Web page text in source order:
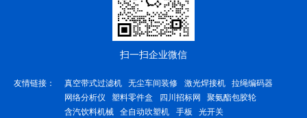
扫一扫企业微信
友情链接： 真空带式过滤机 无尘车间装修 激光焊接机 拉绳编码器
网络分析仪 塑料零件盒 四川招标网
聚氨酯包胶轮
含汽饮料机械 全自动吹塑机 手板 光开关